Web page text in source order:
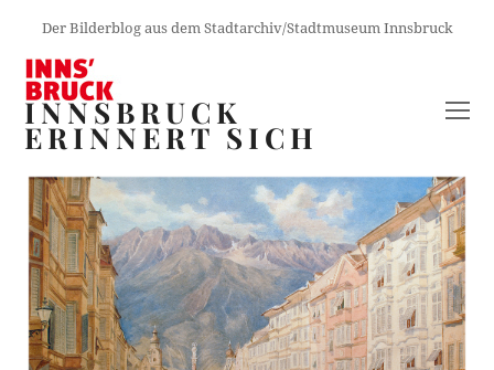
Der Bilderblog aus dem Stadtarchiv/Stadtmuseum Innsbruck
INNSBRUCK
ERINNERT SICH